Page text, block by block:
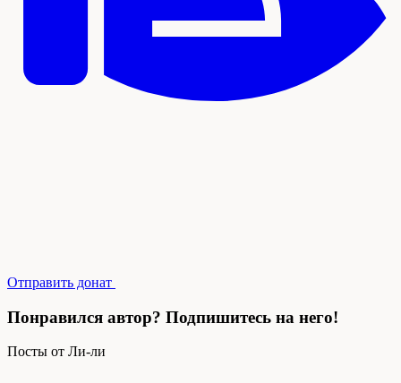
Отправить донат
Понравился автор? Подпишитесь на него!
Посты от Ли-ли